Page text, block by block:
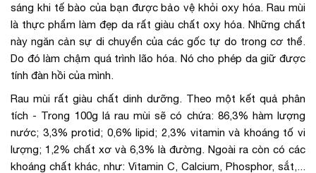
sáng khi tế bào của bạn được bảo vệ khỏi oxy hóa. Rau mùi
là thực phẩm làm đẹp da rất giàu chất oxy hóa. Những chất
này ngăn cản sự di chuyển của các gốc tự do trong cơ thể.
Do đó làm chậm quá trình lão hóa. Nó cho phép da giữ được
tính đàn hồi của mình.
Rau mùi rất giàu chất dinh dưỡng. Theo một kết quả phân
tích - Trong 100g lá rau mùi sẽ có chứa: 86,3% hàm lượng
nước; 3,3% protid; 0,6% lipid; 2,3% vitamin và khoáng tố vi
lượng; 1,2% chất xơ và 6,3% là đường. Ngoài ra còn có các
khoáng chất khác, như: Vitamin C, Calcium, Phosphor, sắt,...